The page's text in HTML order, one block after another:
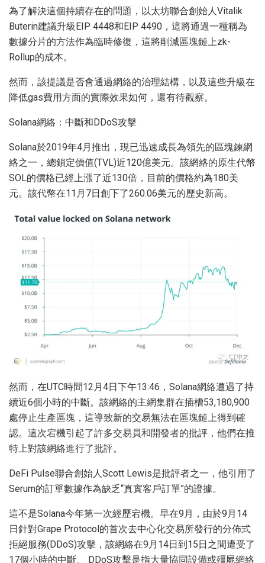
為了解決這個持續存在的問題，以太坊聯合創始人Vitalik
Buterin建議升級EIP 4448和EIP 4490，這將通過一種稱為
數據分片的方法作為臨時修復，這將削減區塊鏈上zk-
Rollup的成本。
然而，該提議是否會通過網絡的治理結構，以及這些升級在
降低gas費用方面的實際效果如何，還有待觀察。
Solana網絡：中斷和DDoS攻擊
Solana於2019年4月推出，現已迅速成長為領先的區塊鍊網
絡之一，總鎖定價值(TVL)近120億美元。該網絡的原生代幣
SOL的價格已經上漲了近130倍，目前的價格約為180美
元。該代幣在11月7日創下了260.06美元的歷史新高。
然而，在UTC時間12月4日下午13:46，Solana網絡遭遇了持
續近6個小時的中斷。該網絡的主網集群在插槽53,180,900
處停止生產區塊，這導致新的交易無法在區塊鏈上得到確
認。這次宕機引起了許多交易員和開發者的批評，他們在推
特上對該網絡進行了批評。
DeFi Pulse聯合創始人Scott Lewis是批評者之一，他引用了
Serum的訂單數據作為缺乏“真實客戶訂單”的證據。
這不是Solana今年第一次經歷宕機。早在9月，由於9月14
日針對Grape Protocol的首次去中心化交易所發行的分佈式
拒絕服務(DDoS)攻擊，該網絡在9月14日到15日之間遭受了
17個小時的中斷。 DDoS攻擊是指大量協同設備或殭屍網絡